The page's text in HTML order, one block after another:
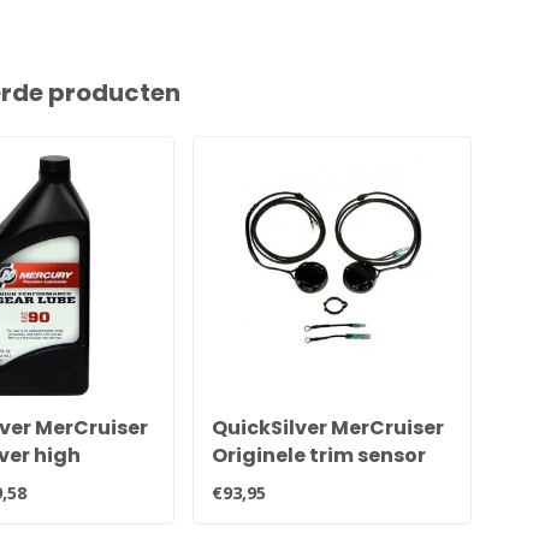
producten
MerCruiser
high
staartolie
QuickSilver MerCruiser
Originele trim sensor
en zender kit voor alle
Alpha en Bravo
€93,95